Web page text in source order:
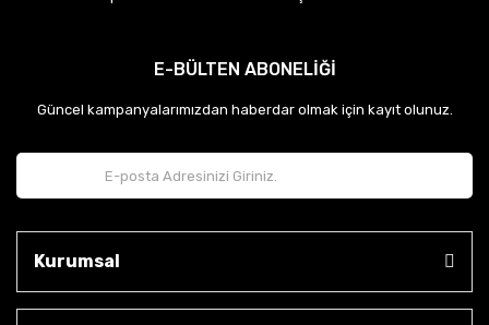
E-BÜLTEN ABONELİĞİ
Güncel kampanyalarımızdan haberdar olmak için kayıt olunuz.
Kurumsal